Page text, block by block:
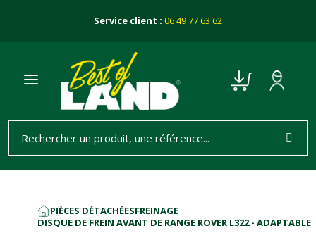
Service client : 06 49 77 63 62
ACCUEIL
PIÈCES DÉTACHÉESFREINAGE
DISQUE DE FREIN AVANT DE RANGE ROVER L322 - ADAPTABLE